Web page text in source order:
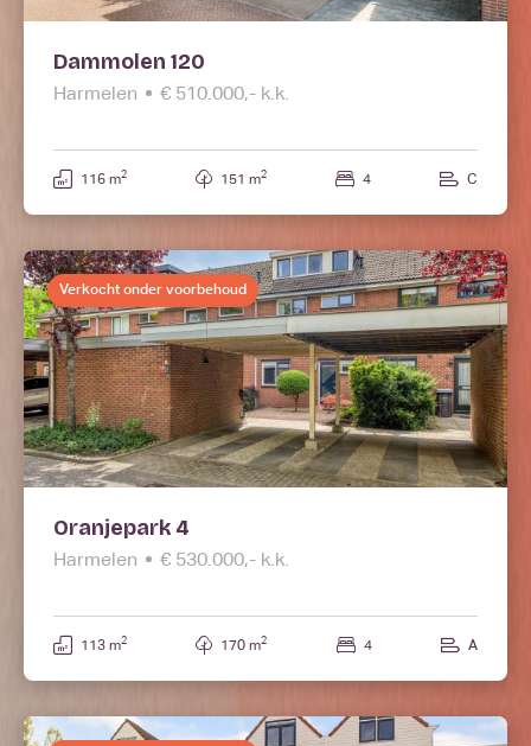
Dammolen 120
Harmelen € 510.000,- k.k.
116 m2 151 m2 4 C
Verkocht onder voorbehoud
Oranjepark 4
Harmelen € 530.000,- k.k.
113 m2 170 m2 4 A